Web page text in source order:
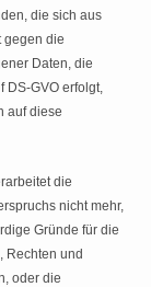
die sich aus
gegen die
Daten, die
DS-GVO erfolgt,
auf diese
die
nicht mehr,
Gründe für die
Rechten und
oder die